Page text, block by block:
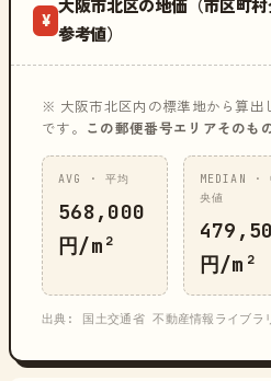
¥
大阪市北区の地価（市区町
参考値）
※ 大阪市北区内の標準地から算出
です。
この郵便番号エリアそのも
AVG · 平均
568,000
円/m²
MEDIAN ·
央値
円/m²
出典: 国土交通省 不動産情報ライブラ